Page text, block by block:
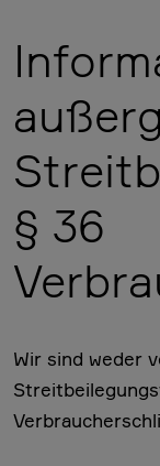
§ 36
Wir sind weder